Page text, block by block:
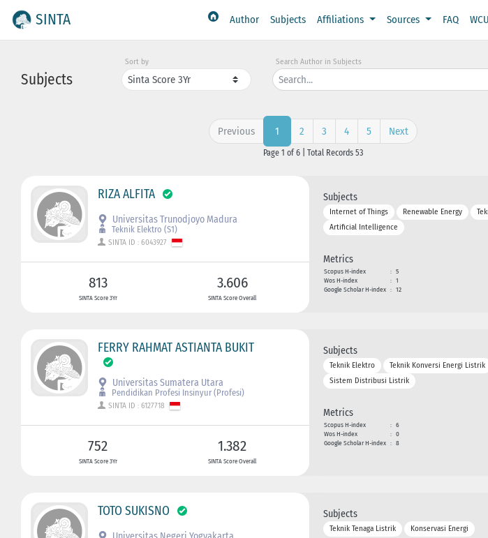
SINTA Author Subjects Affiliations Sources FAQ WCU
Subjects
Sort by Search Author in Subjects
Previous 1 2 3 4 5 Next
Page 1 of 6 | Total Records 53
RIZA ALFITA
Universitas Trunodjoyo Madura
Teknik Elektro (S1)
SINTA ID : 6043927
813
SINTA Score 3Yr
3.606
SINTA Score Overall
Subjects
Internet of Things Renewable Energy
Artificial Intelligence
Metrics
Scopus H-index : 5
Wos H-index
: 1
Google Scholar H-index : 12
FERRY RAHMAT ASTIANTA BUKIT
Universitas Sumatera Utara
Pendidikan Profesi Insinyur (Profesi)
SINTA ID : 6127718
752
SINTA Score 3Yr
1.382
SINTA Score Overall
Subjects
Teknik Elektro Teknik Konversi Energi Listrik
Sistem Distribusi Listrik
Metrics
Scopus H-index : 6
Wos H-index
: 0
Google Scholar H-index : 8
TOTO SUKISNO Subjects
Teknik Tenaga Listrik Konservasi Energi